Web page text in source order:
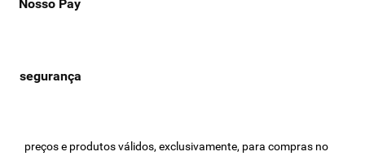
mais saudáveis, como as opções light e sem lactose.
Nosso Pay
preços e produtos válidos, exclusivamente, para compras no